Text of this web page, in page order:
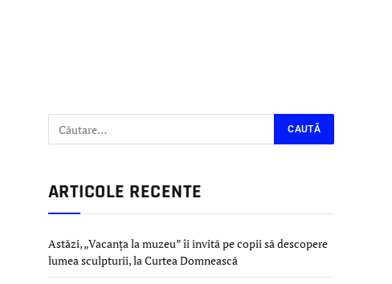
ARTICOLE RECENTE
Astăzi, „Vacanța la muzeu” îi invită pe copii să descopere
lumea sculpturii, la Curtea Domnească